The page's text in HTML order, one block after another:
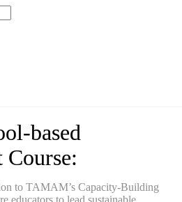
based
to TAMAM’s Capacity-Building